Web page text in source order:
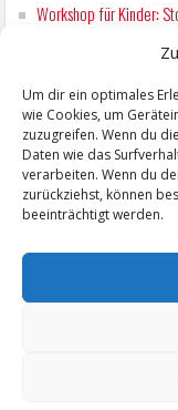
Um dir ein optimales
wie Cookies, um
zuzugreifen. Wenn du
Daten wie das
verarbeiten. Wenn du
zurückziehst, können
beeinträchtigt werden.
Workshop für Kinder:
EINFACH LESEN im
Lesung in Einfacher